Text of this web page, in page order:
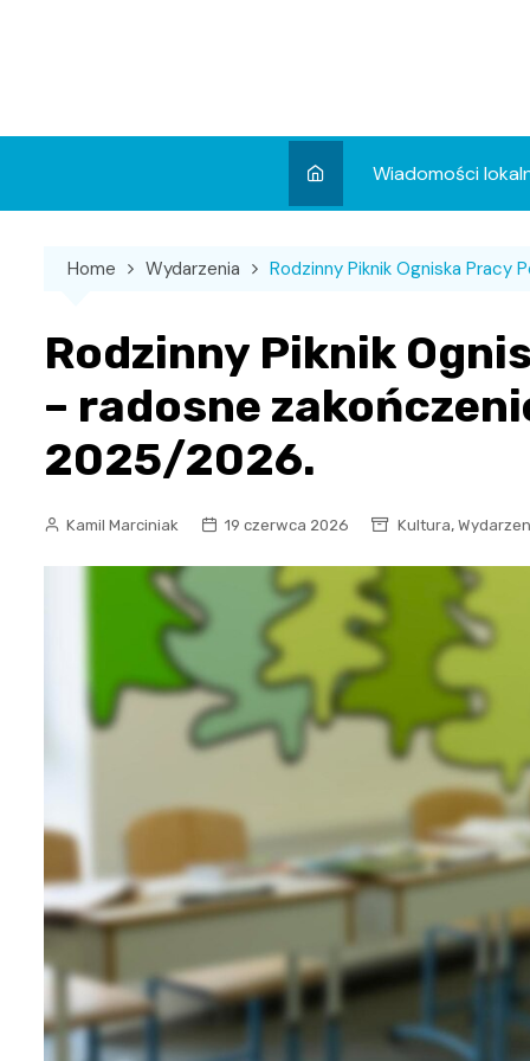
Wiadomości
Wydarzenia
Sport
Home Wydarzenia Rodzinny Piknik Ogniska Pracy
Rodzinny Piknik
– radosne
2025/2026.
Kamil Marciniak 19 czerwca 2026 Kultura,